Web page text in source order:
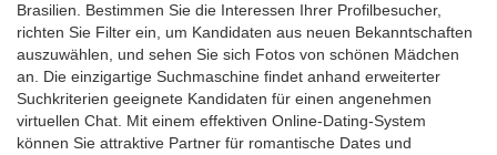
Brasilien. Bestimmen Sie die Interessen Ihrer Profilbesucher,
richten Sie Filter ein, um Kandidaten aus neuen Bekanntschaften
auszuwählen, und sehen Sie sich Fotos von schönen Mädchen
an. Die einzigartige Suchmaschine findet anhand erweiterter
Suchkriterien geeignete Kandidaten für einen angenehmen
virtuellen Chat. Mit einem effektiven Online-Dating-System
können Sie attraktive Partner für romantische Dates und